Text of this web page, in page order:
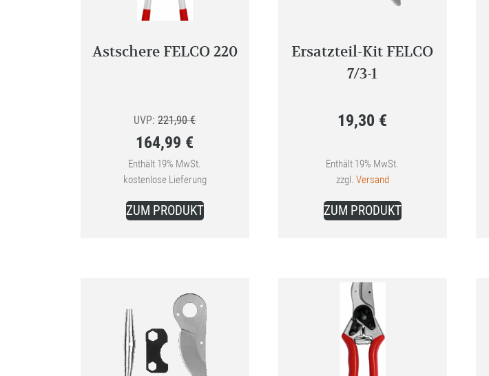
Astschere FELCO 220
UVP: 221,90€Ursprünglicher
war:
221,90 €
164,99 €
Aktueller
Preis
ist:
Enthält 19% MwSt.
kostenlose Lieferung
ZUM PRODUKT
Ersatzteil-Kit FELCO
7/3-1
19,30 €
Enthält 19% MwSt.
zzgl. Versand
ZUM PRODUKT